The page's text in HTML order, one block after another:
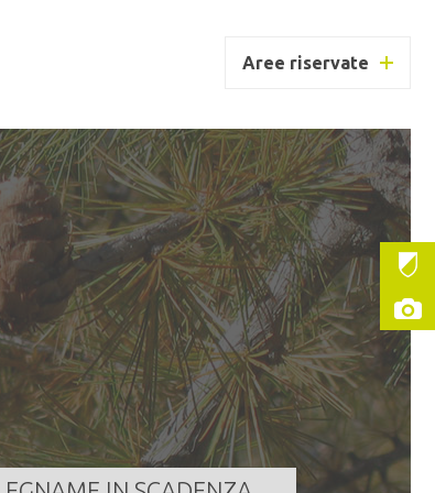
Aree riservate
DI GIUSTINO
647,000 m³
10/08/2026 11:00:00
TUTTO